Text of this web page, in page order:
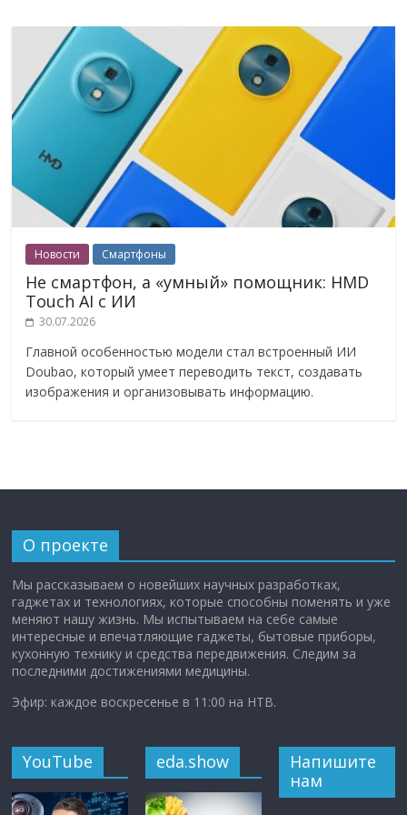
Новости Смартфоны
Не смартфон, а «умный» помощник: HMD
Touch AI с ИИ
30.07.2026
Главной особенностью модели стал встроенный ИИ
Doubao, который умеет переводить текст, создавать
изображения и организовывать информацию.
О проекте
Мы рассказываем о новейших научных разработках,
гаджетах и технологиях, которые способны поменять и уже
меняют нашу жизнь. Мы испытываем на себе самые
интересные и впечатляющие гаджеты, бытовые приборы,
кухонную технику и средства передвижения. Следим за
последними достижениями медицины.
Эфир: каждое воскресенье в 11:00 на НТВ.
YouTube eda.show
Напишите
нам